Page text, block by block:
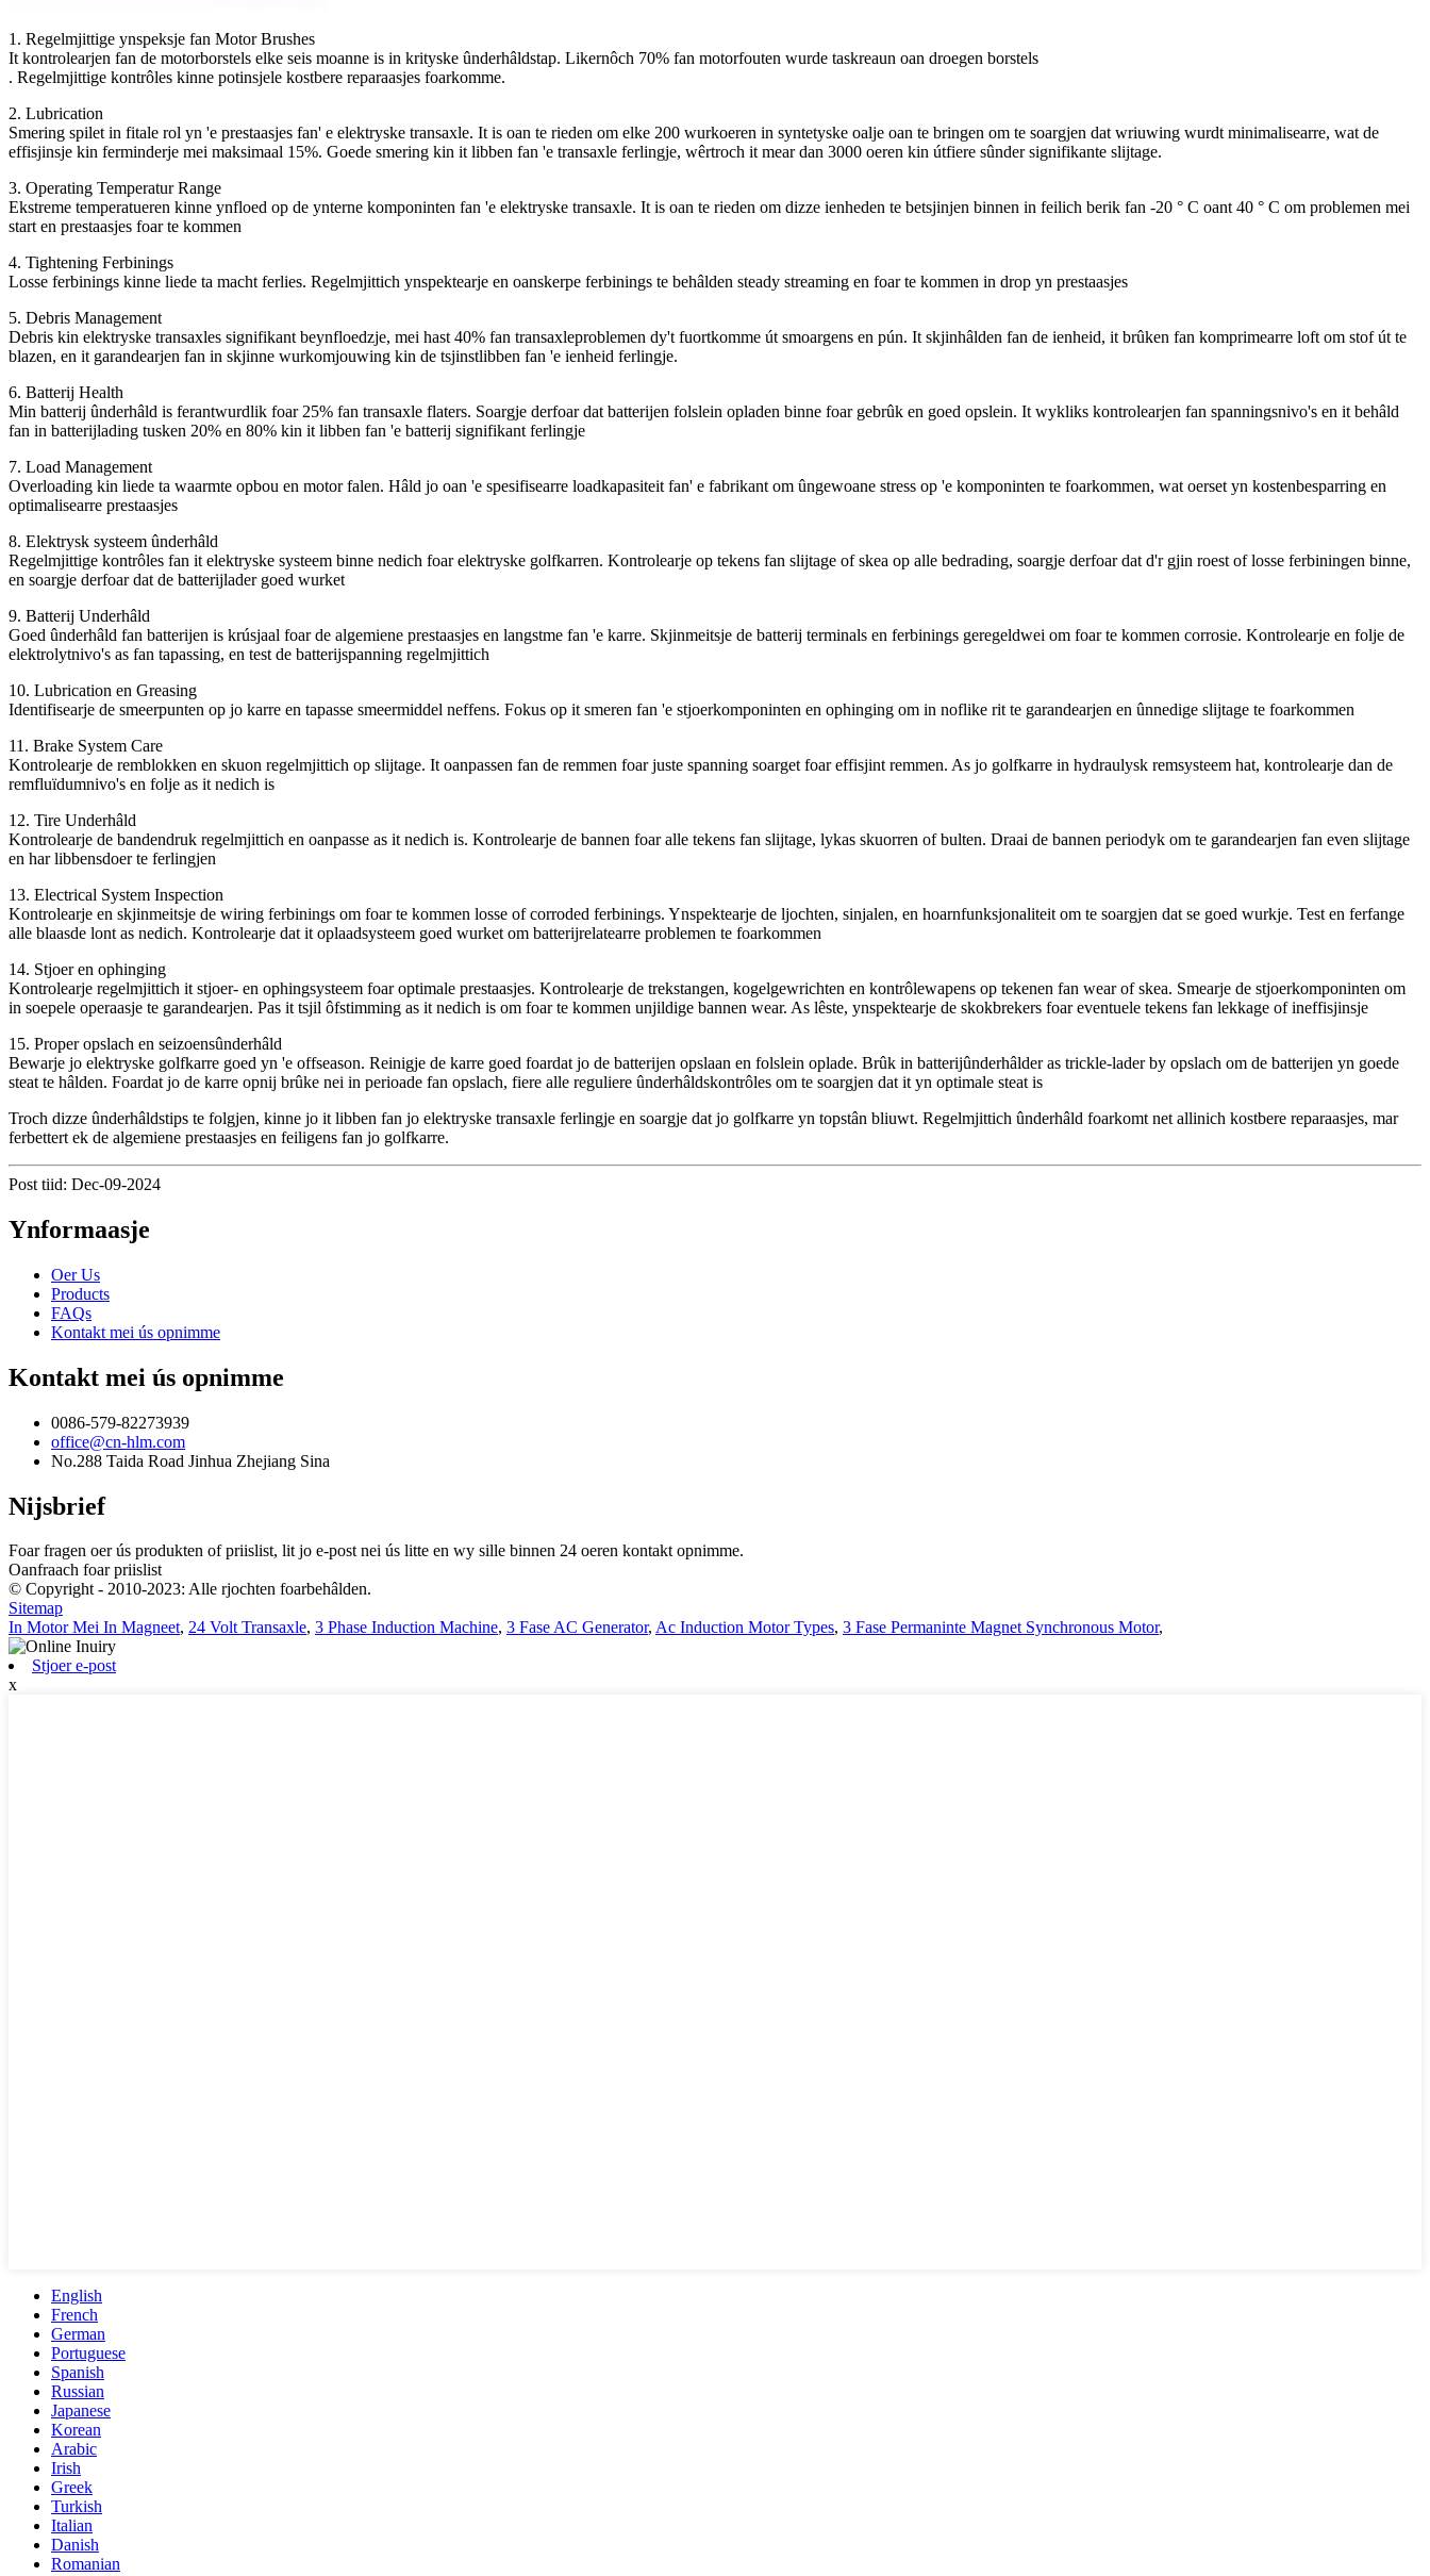
1. Regelmjittige ynspeksje fan Motor Brushes
It kontrolearjen fan de motorborstels elke seis moanne is in krityske ûnderhâldstap. Likernôch 70% fan motorfouten wurde taskreaun oan droegen borstels
. Regelmjittige kontrôles kinne potinsjele kostbere reparaasjes foarkomme.
2. Lubrication
Smering spilet in fitale rol yn 'e prestaasjes fan' e elektryske transaxle. It is oan te rieden om elke 200 wurkoeren in syntetyske oalje oan te bringen om te soargjen dat wriuwing wurdt minimalisearre, wat de
effisjinsje kin ferminderje mei maksimaal 15%. Goede smering kin it libben fan 'e transaxle ferlingje, wêrtroch it mear dan 3000 oeren kin útfiere sûnder signifikante slijtage.
3. Operating Temperatur Range
Ekstreme temperatueren kinne ynfloed op de ynterne komponinten fan 'e elektryske transaxle. It is oan te rieden om dizze ienheden te betsjinjen binnen in feilich berik fan -20 ° C oant 40 ° C om problemen mei
start en prestaasjes foar te kommen
4. Tightening Ferbinings
Losse ferbinings kinne liede ta macht ferlies. Regelmjittich ynspektearje en oanskerpe ferbinings te behâlden steady streaming en foar te kommen in drop yn prestaasjes
5. Debris Management
Debris kin elektryske transaxles signifikant beynfloedzje, mei hast 40% fan transaxleproblemen dy't fuortkomme út smoargens en pún. It skjinhâlden fan de ienheid, it brûken fan komprimearre loft om stof út te
blazen, en it garandearjen fan in skjinne wurkomjouwing kin de tsjinstlibben fan 'e ienheid ferlingje.
6. Batterij Health
Min batterij ûnderhâld is ferantwurdlik foar 25% fan transaxle flaters. Soargje derfoar dat batterijen folslein opladen binne foar gebrûk en goed opslein. It wykliks kontrolearjen fan spanningsnivo's en it behâld
fan in batterijlading tusken 20% en 80% kin it libben fan 'e batterij signifikant ferlingje
7. Load Management
Overloading kin liede ta waarmte opbou en motor falen. Hâld jo oan 'e spesifisearre loadkapasiteit fan' e fabrikant om ûngewoane stress op 'e komponinten te foarkommen, wat oerset yn kostenbesparring en
optimalisearre prestaasjes
8. Elektrysk systeem ûnderhâld
Regelmjittige kontrôles fan it elektryske systeem binne nedich foar elektryske golfkarren. Kontrolearje op tekens fan slijtage of skea op alle bedrading, soargje derfoar dat d'r gjin roest of losse ferbiningen binne,
en soargje derfoar dat de batterijlader goed wurket
9. Batterij Underhâld
Goed ûnderhâld fan batterijen is krúsjaal foar de algemiene prestaasjes en langstme fan 'e karre. Skjinmeitsje de batterij terminals en ferbinings geregeldwei om foar te kommen corrosie. Kontrolearje en folje de
elektrolytnivo's as fan tapassing, en test de batterijspanning regelmjittich
10. Lubrication en Greasing
Identifisearje de smeerpunten op jo karre en tapasse smeermiddel neffens. Fokus op it smeren fan 'e stjoerkomponinten en ophinging om in noflike rit te garandearjen en ûnnedige slijtage te foarkommen
11. Brake System Care
Kontrolearje de remblokken en skuon regelmjittich op slijtage. It oanpassen fan de remmen foar juste spanning soarget foar effisjint remmen. As jo ​​golfkarre in hydraulysk remsysteem hat, kontrolearje dan de
remfluïdumnivo's en folje as it nedich is
12. Tire Underhâld
Kontrolearje de bandendruk regelmjittich en oanpasse as it nedich is. Kontrolearje de bannen foar alle tekens fan slijtage, lykas skuorren of bulten. Draai de bannen periodyk om te garandearjen fan even slijtage
en har libbensdoer te ferlingjen
13. Electrical System Inspection
Kontrolearje en skjinmeitsje de wiring ferbinings om foar te kommen losse of corroded ferbinings. Ynspektearje de ljochten, sinjalen, en hoarnfunksjonaliteit om te soargjen dat se goed wurkje. Test en ferfange
alle blaasde lont as nedich. Kontrolearje dat it oplaadsysteem goed wurket om batterijrelatearre problemen te foarkommen
14. Stjoer en ophinging
Kontrolearje regelmjittich it stjoer- en ophingsysteem foar optimale prestaasjes. Kontrolearje de trekstangen, kogelgewrichten en kontrôlewapens op tekenen fan wear of skea. Smearje de stjoerkomponinten om
in soepele operaasje te garandearjen. Pas it tsjil ôfstimming as it nedich is om foar te kommen unjildige bannen wear. As lêste, ynspektearje de skokbrekers foar eventuele tekens fan lekkage of ineffisjinsje
15. Proper opslach en seizoensûnderhâld
Bewarje jo elektryske golfkarre goed yn 'e offseason. Reinigje de karre goed foardat jo de batterijen opslaan en folslein oplade. Brûk in batterijûnderhâlder as trickle-lader by opslach om de batterijen yn goede
steat te hâlden. Foardat jo de karre opnij brûke nei in perioade fan opslach, fiere alle reguliere ûnderhâldskontrôles om te soargjen dat it yn optimale steat is
Troch dizze ûnderhâldstips te folgjen, kinne jo it libben fan jo elektryske transaxle ferlingje en soargje dat jo golfkarre yn topstân bliuwt. Regelmjittich ûnderhâld foarkomt net allinich kostbere reparaasjes, mar
ferbettert ek de algemiene prestaasjes en feiligens fan jo golfkarre.
Post tiid: Dec-09-2024
Ynformaasje
Oer Us
Products
FAQs
Kontakt mei ús opnimme
Kontakt mei ús opnimme
0086-579-82273939
office@cn-hlm.com
No.288 Taida Road Jinhua Zhejiang Sina
Nijsbrief
Foar fragen oer ús produkten of priislist, lit jo e-post nei ús litte en wy sille binnen 24 oeren kontakt opnimme.
Oanfraach foar priislist
© Copyright - 2010-2023: Alle rjochten foarbehâlden.
Sitemap
In Motor Mei In Magneet, 24 Volt Transaxle, 3 Phase Induction Machine, 3 Fase AC Generator, Ac Induction Motor Types, 3 Fase Permaninte Magnet Synchronous Motor,
Stjoer e-post
x
English
French
German
Portuguese
Spanish
Russian
Japanese
Korean
Arabic
Irish
Greek
Turkish
Italian
Danish
Romanian